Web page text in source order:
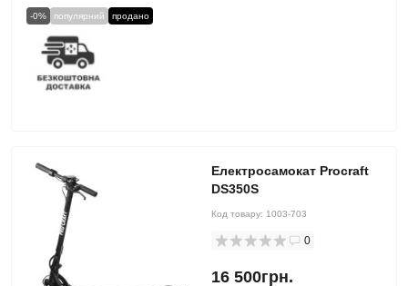
-0% популярний продано
Електросамокат Procraft
DS350S
Код товару: 1003-703
0
16 500грн.